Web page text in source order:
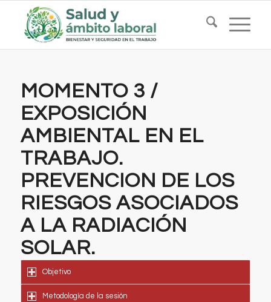
MOMENTO 3 /
EXPOSICIÓN
AMBIENTAL EN EL
TRABAJO.
PREVENCION DE LOS
RIESGOS ASOCIADOS
A LA RADIACIÓN
SOLAR.
Objetivo
Metodología de la sesión